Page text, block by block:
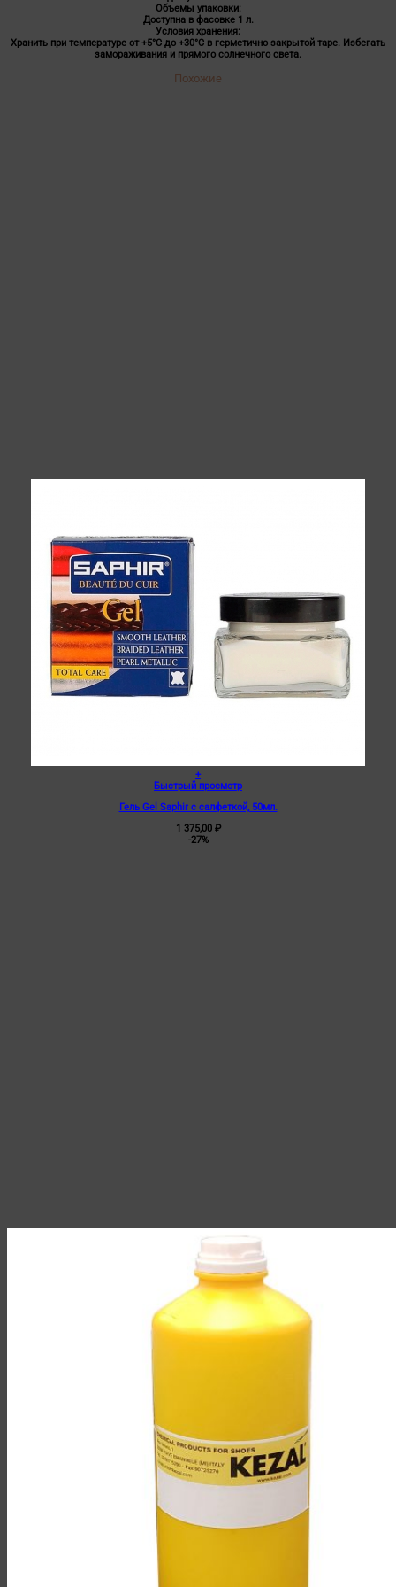
Объемы упаковки:
Доступна в фасовке 1 л.
Условия хранения:
Хранить при температуре от +5°C до +30°C в герметично закрытой таре. Избегать
замораживания и прямого солнечного света.
Похожие
+
Быстрый просмотр
Гель Gel Saphir с салфеткой, 50мл.
1 375,00 ₽
-27%